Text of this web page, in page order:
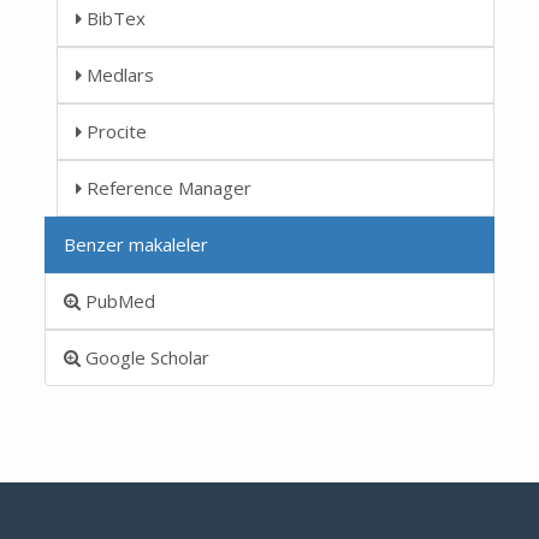
BibTex
Medlars
Procite
Reference Manager
Benzer makaleler
PubMed
Google Scholar